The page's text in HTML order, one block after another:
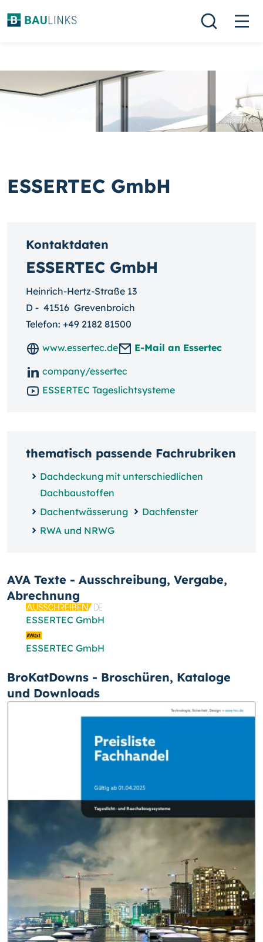
ESSERTEC GmbH
Kontaktdaten
ESSERTEC GmbH
Heinrich-Hertz-Straße 13
D - 41516 Grevenbroich
Telefon: +49 2182 81500
www.essertec.de
E-Mail an Essertec
company/essertec
ESSERTEC Tageslichtsysteme
thematisch passende Fachrubriken
Dachdeckung mit unterschiedlichen
Dachbaustoffen
Dachentwässerung
Dachfenster
RWA und NRWG
AVA Texte - Ausschreibung, Vergabe,
Abrechnung
ESSERTEC GmbH
ESSERTEC GmbH
BroKatDowns - Broschüren, Kataloge
und Downloads